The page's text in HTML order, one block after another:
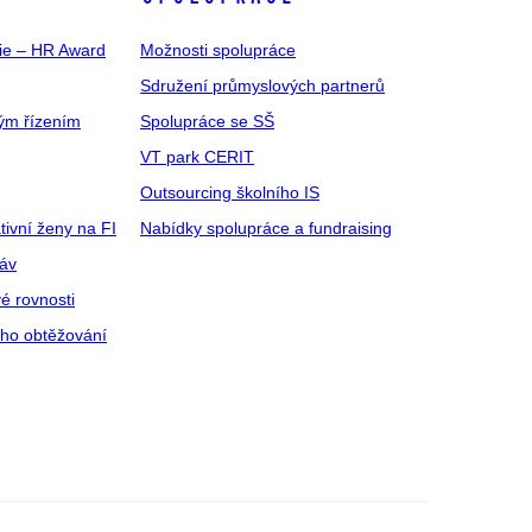
– HR Award
řízením
ženy na FI
rovnosti
obtěžování
Možnosti spolupráce
Sdružení průmyslových partnerů
Spolupráce se SŠ
VT park CERIT
Outsourcing školního IS
Nabídky spolupráce a fundraising